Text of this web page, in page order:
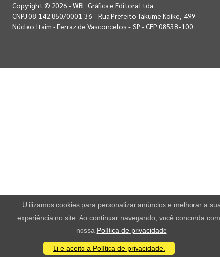
Copyright © 2026 - WBL Gráfica e Editora Ltda.
CNPJ 08.142.850/0001-36 - Rua Prefeito Takume Koike, 499 -
Núcleo Itaim - Ferraz de Vasconcelos - SP - CEP 08538-100
Utilizamos cookies para personalizar anúncios e melhorar a
experiência no site. Ao continuar navegando, você concorda
nossa Política de privacidade
Li e aceito a Política de privacidade.